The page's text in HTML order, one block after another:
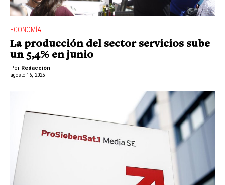
ECONOMÍA
La producción del sector servicios sube
un 5,4% en junio
Por Redacción
agosto 16, 2025